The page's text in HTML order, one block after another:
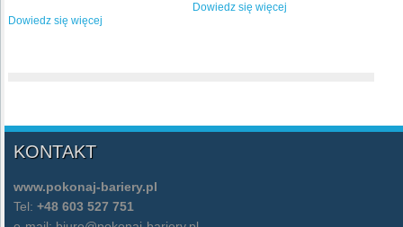
Dowiedz się więcej
Dowiedz się więcej
KONTAKT
www.pokonaj-bariery.pl
Tel: +48 603 527 751